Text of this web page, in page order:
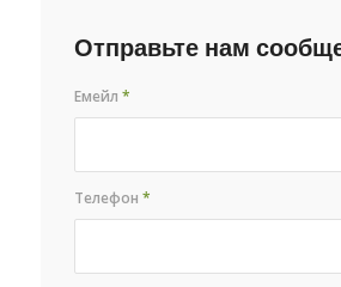
Отправьте нам
Емейл*
Телефон*